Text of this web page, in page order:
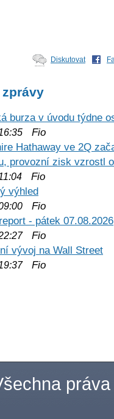
Diskutovat
burza v úvodu týdne
Fio
Hathaway ve 2Q
provozní zisk vzrostl
Fio
výhled
Fio
- pátek 07.08.2026
Fio
vývoj na Wall Street
Fio
práva